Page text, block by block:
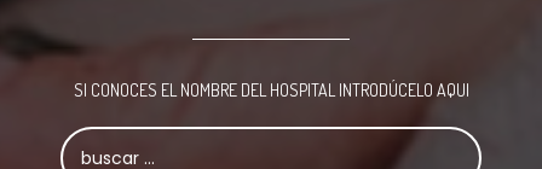
SI CONOCES EL NOMBRE DEL HOSPITAL INTRODÚCELO AQUI